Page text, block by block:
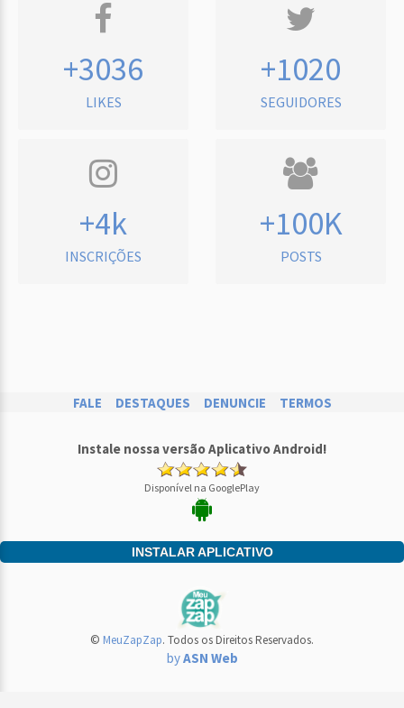
+3036
LIKES
+1020
SEGUIDORES
+4k
INSCRIÇÕES
+100K
POSTS
FALE DESTAQUES DENUNCIE TERMOS
Instale nossa versão Aplicativo Android!
Disponível na GooglePlay
INSTALAR APLICATIVO
© MeuZapZap. Todos os Direitos Reservados.
byASN Web